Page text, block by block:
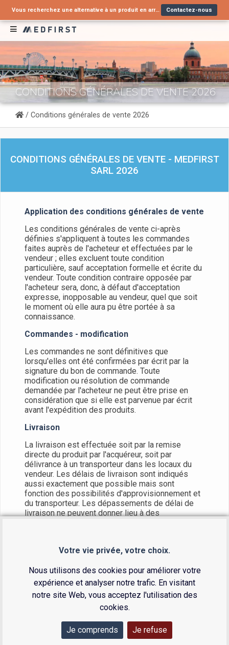
Votre vie privée, votre choix.
Nous utilisons des cookies pour améliorer votre
expérience et analyser notre trafic. En visitant
notre site Web, vous acceptez l'utilisation des
cookies.
Je comprends Je refuse
Vous recherchez une alternative à un produit en arrêt de commercialisation ? Contactez-nous
CONDITIONS GÉNÉRALES DE VENTE 2026
/ Conditions générales de vente 2026
CONDITIONS GÉNÉRALES DE VENTE - MEDFIRST
SARL 2026
Application des conditions générales de vente
Les conditions générales de vente ci-après
définies s'appliquent à toutes les commandes
faites auprès de l'acheteur et effectuées par le
vendeur ; elles excluent toute condition
particulière, sauf acceptation formelle et écrite du
vendeur. Toute condition contraire opposée par
l'acheteur sera, donc, à défaut d'acceptation
expresse, inopposable au vendeur, quel que soit
le moment où elle aura pu être portée à sa
connaissance.
Commandes - modification
Les commandes ne sont définitives que
lorsqu'elles ont été confirmées par écrit par la
signature du bon de commande. Toute
modification ou résolution de commande
demandée par l'acheteur ne peut être prise en
considération que si elle est parvenue par écrit
avant l'expédition des produits.
Livraison
La livraison est effectuée soit par la remise
directe du produit par l'acquéreur, soit par
délivrance à un transporteur dans les locaux du
vendeur. Les délais de livraison sont indiqués
aussi exactement que possible mais sont
fonction des possibilités d'approvisionnement et
du transporteur. Les dépassements de délai de
livraison ne peuvent donner lieu à des
l'acheteur est à jour de ses obligations envers le
sont livrables port en sus ou contre
remboursement en lieu convenu ; dans tous les
cas, ils voyagent aux risques et périls du
destinataire auquel il appartient en cas d'avaries
ou de manquants de faire toutes contestations
nécessaires et de confirmer ses réserves dans
les formes et les délais prévus à l'article L 133.3
du Code de Commerce.